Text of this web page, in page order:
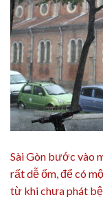
Sài Gòn bước vào
rất dễ ốm, để có
từ khi chưa phát